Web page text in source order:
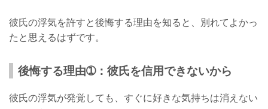
彼氏の浮気を許すと後悔する理由を知ると、別れてよかっ
たと思えるはずです。
後悔する理由➀：彼氏を信用できないから
彼氏の浮気が発覚しても、すぐに好きな気持ちは消えない